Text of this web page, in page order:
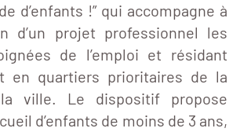
d’enfants !” qui accompagne à
d’un projet professionnel les
de l’emploi et résidant
en quartiers prioritaires de la
ville. Le dispositif propose
d’enfants de moins de 3 ans,